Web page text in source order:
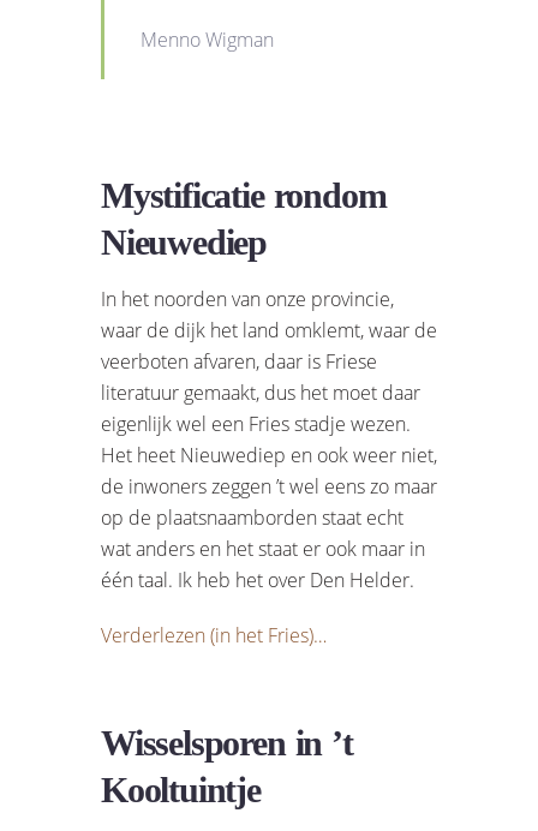
Menno Wigman
Mystificatie rondom
Nieuwediep
In het noorden van onze provincie,
waar de dijk het land omklemt, waar de
veerboten afvaren, daar is Friese
literatuur gemaakt, dus het moet daar
eigenlijk wel een Fries stadje wezen.
Het heet Nieuwediep en ook weer niet,
de inwoners zeggen ’t wel eens zo maar
op de plaatsnaamborden staat echt
wat anders en het staat er ook maar in
één taal. Ik heb het over Den Helder.
Verderlezen (in het Fries)…
Wisselsporen in ’t
Kooltuintje